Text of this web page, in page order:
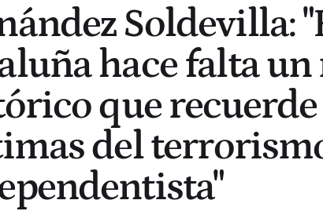
Soldevilla:
hace falta
que recuerde
del